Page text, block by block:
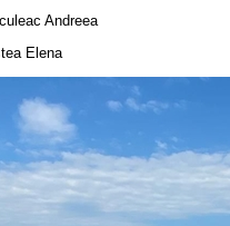
Andreea
Elena